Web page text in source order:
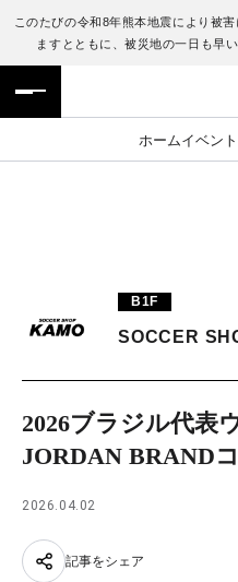
このたびの令和8年熊本地震により被
ますとともに、被災地の一日も早
ホームイベント
フロアガイド
施設案内・アクセス
TAX FREE
JP
ENGLISH
繁体字
日本語
B1F
SOCCER
2026ブラジル代表
JORDAN BRAND
2026.04.02
記事をシェア